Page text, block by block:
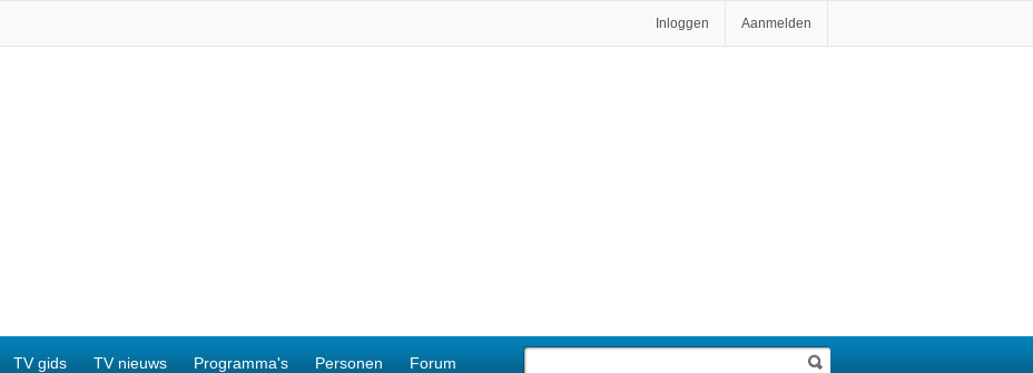
Inloggen Aanmelden
TV gids TV nieuws Programma's Personen Forum